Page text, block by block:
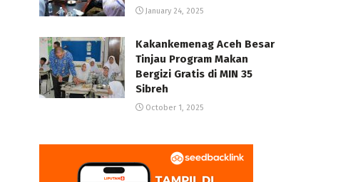
January 24, 2025
Kakankemenag Aceh Besar
Tinjau Program Makan
Bergizi Gratis di MIN 35
Sibreh
October 1, 2025